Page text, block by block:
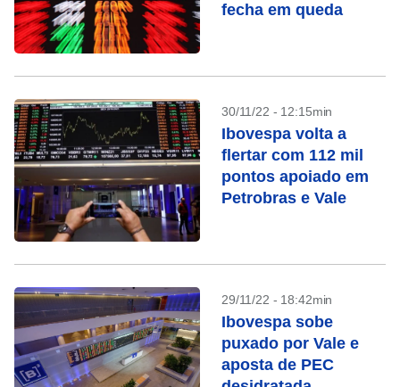
fecha em queda
30/11/22 - 12:15min
Ibovespa volta a
flertar com 112 mil
pontos apoiado em
Petrobras e Vale
29/11/22 - 18:42min
Ibovespa sobe
puxado por Vale e
aposta de PEC